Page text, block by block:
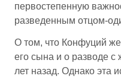
первостепенную
разведенным отцом-
О том, что Конфуций
его сына и о разводе с
лет назад. Однако эта